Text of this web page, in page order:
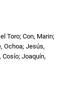
Toro; Con, Marin;
Ochoa; Jesús,
Cosío; Joaquín,